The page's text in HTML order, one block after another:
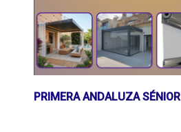
PRIMERA ANDALUZA SÉNIOR